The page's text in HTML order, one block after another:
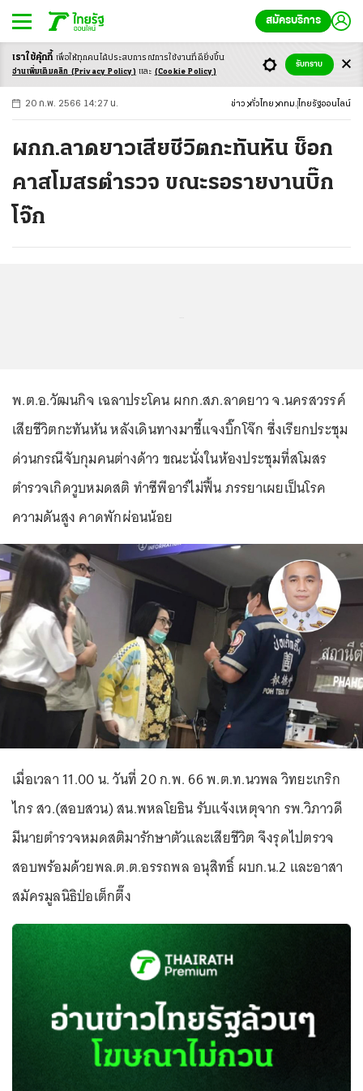
สมัครบริการ
-ก ก ก+
20 ก.พ. 2566 14:27 น. ข่าว ทั่วไทย กทม. ไทยรัฐออนไลน์
ผกก.ลาดยาวเสียชีวิตกะทันหัน ช็อก
คาสโมสรตำรวจ ขณะรอรายงานบิ๊ก
โจ๊ก
พ.ต.อ.วัฒนกิจ เฉลาประโคน ผกก.สภ.ลาดยาว จ.นครสวรรค์
เสียชีวิตกะทันหัน หลังเดินทางมาชี้แจงบิ๊กโจ๊ก ซึ่งเรียกประชุม
ด่วนกรณีจับกุมคนต่างด้าว ขณะนั่งในห้องประชุมที่สโมสร
ตำรวจเกิดวูบหมดสติ ทำซีพีอาร์ไม่ฟื้น ภรรยาเผยเป็นโรค
ความดันสูง คาดพักผ่อนน้อย
เมื่อเวลา 11.00 น. วันที่ 20 ก.พ. 66 พ.ต.ท.นวพล วิทยะเกริก
ไกร สว.(สอบสวน) สน.พหลโยธิน รับแจ้งเหตุจาก รพ.วิภาวดี
มีนายตำรวจหมดสติมารักษาตัวและเสียชีวิต จึงรุดไปตรวจ
สอบพร้อมด้วยพล.ต.ต.อรรถพล อนุสิทธิ์ ผบก.น.2 และอาสา
สมัครมูลนิธิป่อเต็กตึ๊ง
เราใช้คุ้กกี้ เพื่อให้ทุกคนได้ประสบการณ์การใช้งานที่ดียิ่งขึ้น
อ่านเพิ่มเติมคลิก (Privacy Policy) และ (Cookie Policy)
รับทราบ